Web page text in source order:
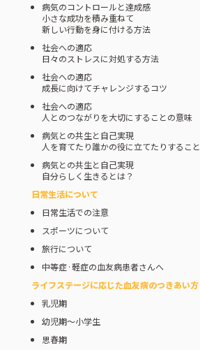
病気のコントロールと達成感
小さな成功を積み重ねて
新しい行動を身に付ける方法
社会への適応
日々のストレスに対処する方法
社会への適応
成長に向けてチャレンジするコツ
社会への適応
人とのつながりを大切にすることの意味
病気との共生と自己実現
人を育てたり誰かの役に立てたりすること
病気との共生と自己実現
自分らしく生きるとは？
日常生活について
日常生活での注意
スポーツについて
旅行について
中等症·軽症の血友病患者さんへ
ライフステージに応じた⾎友病のつきあい⽅
乳児期
幼児期～小学生
思春期